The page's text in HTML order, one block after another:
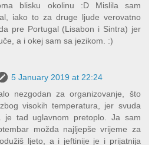
blisku okolinu :D Mislila sam
iako to za druge ljude verovatno
pre Portugal (Lisabon i Sintra) jer
a i okej sam sa jezikom. :)
5 January 2019 at 22:24
nezgodan za organizovanje, što
visokih temperatura, jer svuda
je tad uglavnom pretoplo. Ja sam
možda najljepše vrijeme za
ljeto, a i jeftinije je i prijatnija